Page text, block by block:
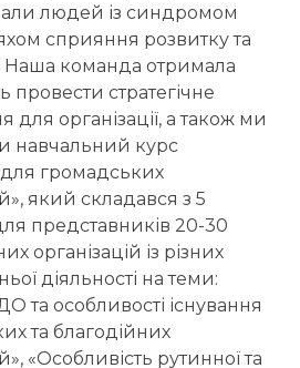
людей із синдромом
сприяння розвитку та
Наша команда отримала
провести стратегічне
для організації, а також ми
навчальний курс
для громадських
який складався з 5
представників 20-30
організацій із різних
діяльності на теми:
та особливості існування
та благодійних
«Особливість рутинної та